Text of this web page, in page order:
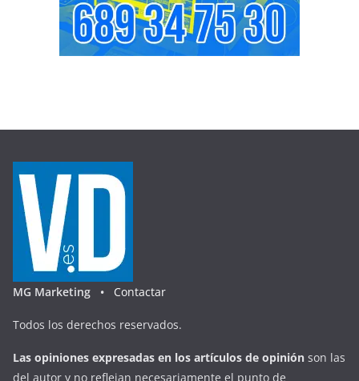
MG Marketing • Contactar
Todos los derechos reservados.
Las opiniones expresadas en los artículos de opinión son las
del autor y no reflejan necesariamente el punto de